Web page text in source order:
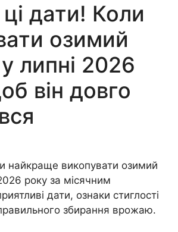
дати! Коли
озимий
липні 2026
він довго
найкраще викопувати озимий
року за місячним
дати, ознаки стиглості
збирання врожаю.